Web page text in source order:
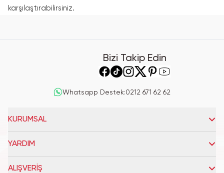
karşılaştırabilirsiniz.
Bizi Takip Edin
Whatsapp Destek:0212 671 62 62
KURUMSAL
YARDIM
ALIŞVERİŞ